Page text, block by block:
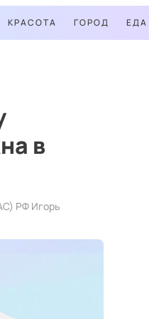
КРАСОТА ГОРОД ЕДА
в
РФ Игорь